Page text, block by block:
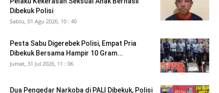
Dibekuk Polisi
Sabtu, 01 Agu 2026, 10 : 40
Pesta Sabu Digerebek Polisi, Empat Pria
Dibekuk Bersama Hampir 10 Gram...
Jumat, 31 Jul 2026, 11 : 06
Dua Pengedar Narkoba di PALI Dibekuk, Polisi